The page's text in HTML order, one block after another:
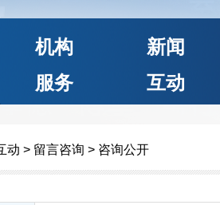
机构
新闻
服务
互动
动 > 留言咨询 > 咨询公开